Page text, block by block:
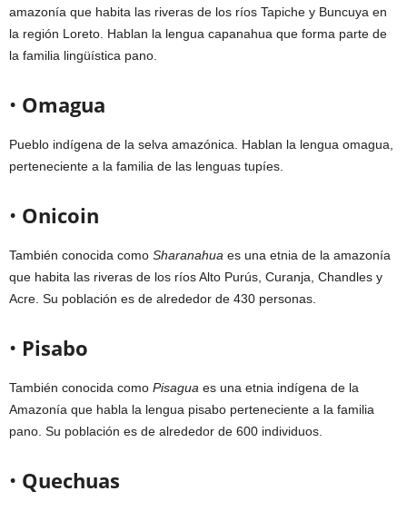
amazonía que habita las riveras de los ríos Tapiche y Buncuya en
la región Loreto. Hablan la lengua capanahua que forma parte de
la familia lingüística pano.
• Omagua
Pueblo indígena de la selva amazónica. Hablan la lengua omagua,
perteneciente a la familia de las lenguas tupíes.
• Onicoin
También conocida como Sharanahua es una etnia de la amazonía
que habita las riveras de los ríos Alto Purús, Curanja, Chandles y
Acre. Su población es de alrededor de 430 personas.
• Pisabo
También conocida como Pisagua es una etnia indígena de la
Amazonía que habla la lengua pisabo perteneciente a la familia
pano. Su población es de alrededor de 600 individuos.
• Quechuas